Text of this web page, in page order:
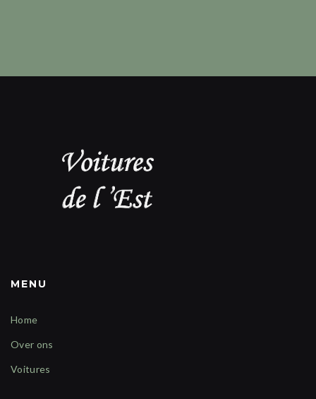
MENU
Home
Over ons
Voitures